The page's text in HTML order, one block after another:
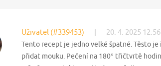
Uživatel (#339453) 20. 4. 2025 12:56
Tento recept je jedno velké špatné. Těsto
přidat mouku. Pečení na 180° třičtvrtě